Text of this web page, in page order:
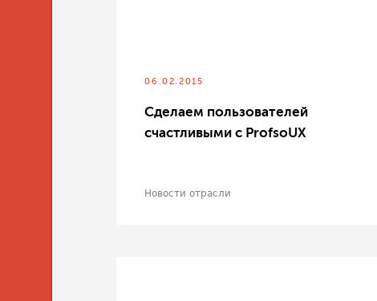
06.02.2015
Сделаем пользователей
счастливыми с ProfsoUX
Новости отрасли